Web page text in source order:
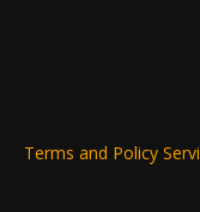
Terms and Policy